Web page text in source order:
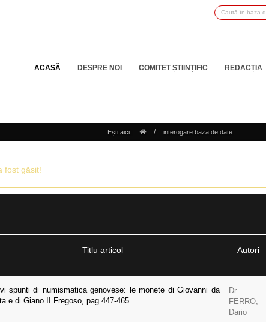
ACASĂ DESPRE NOI COMITET ȘTIINȚIFIC REDACȚIA
Ești aici: / interogare baza de date
fost găsit!
Titlu articol Autori
spunti di numismatica genovese: le monete di Giovanni da
e di Giano II Fregoso, pag.447-465
Dr.
FERRO,
Dario